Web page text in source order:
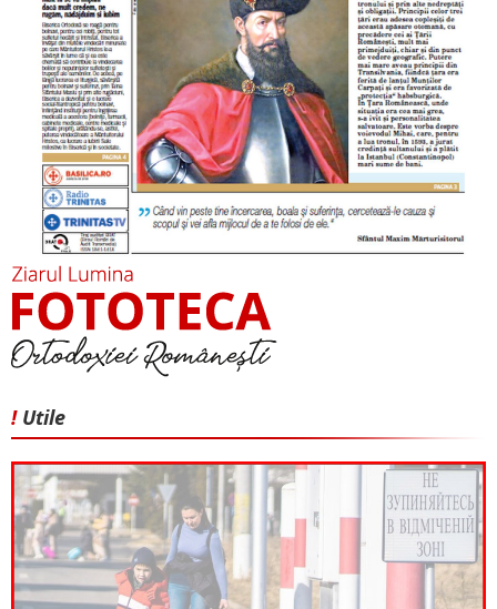
! Utile